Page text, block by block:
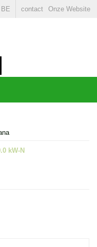
contact Onze Website
BE
kW-N